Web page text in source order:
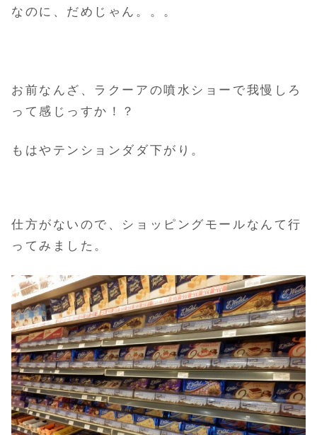
なのに、だめじゃん。。。
お前なんざ、ラクーアの噴水ショーで我慢しろ
って感じっすか！？
もはやテンションダダ下がり。
仕方がないので、ショッピングモールなんて行
ってみました。